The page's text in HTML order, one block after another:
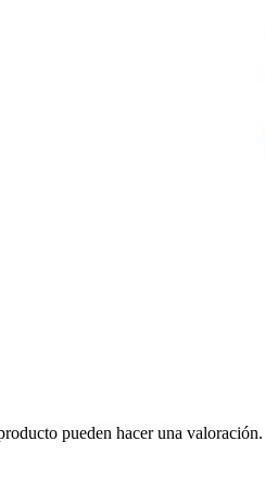
pueden hacer una valoración.